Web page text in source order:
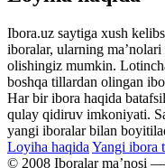
Ibora.uz saytiga xush
iboralar, ularning
olishingiz mumkin.
boshqa tillardan olingan
Har bir ibora haqida
qulay qidiruv imkoniyati.
yangi iboralar bilan
Loyiha haqida Yangi ibora
© 2008 Iboralar maʼnosi